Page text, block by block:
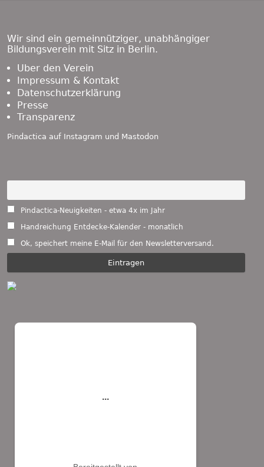
Wir sind ein gemeinnütziger, unabhängiger
Bildungsverein mit Sitz in Berlin.
Über den Verein
Impressum & Kontakt
Datenschutzerklärung
Presse
Transparenz
Pindactica auf Instagram und Mastodon
Pindactica-Neuigkeiten - etwa 4x im Jahr
Handreichung Entdecke-Kalender - monatlich
Ok, speichert meine E-Mail für den Newsletterversand.